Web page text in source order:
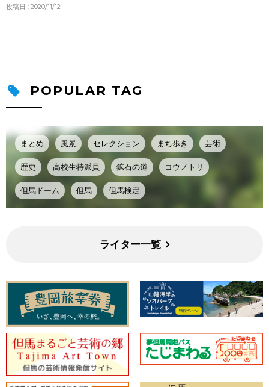
投稿日 : 2020/11/12
POPULAR TAG
まとめ 風景 セレクション まち歩き 芸術
歴史 高校生特派員 鉱石の道 コウノトリ
但馬ドーム 但馬 但馬検定
ライター一覧